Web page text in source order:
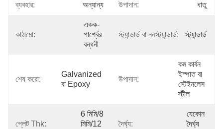
ব্যবহার: অন্যান্য উপাদান: ধাতু
কাঠামো:
একক-
পার্শ্বের
বন্ধনী
স্ট্যান্ডার্ড বা ননস্ট্যান্ডার্ড: স্ট্যান্ডার্ড
শেষ করো:
Galvanized
বা Epoxy
উপাদান:
কম কার্বন
ইস্পাত বা
স্টেইনলেস
স্টীল
প্লেট Thk:
6 মিমি/8
মিমি/12
দৈর্ঘ্য:
যেকোন
দৈর্ঘ্য